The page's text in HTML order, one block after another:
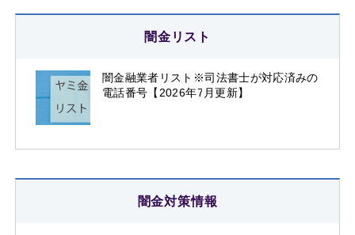
闇金リスト
闇金融業者リスト※司法書士が対応済みの
電話番号【2026年7月更新】
闇金対策情報